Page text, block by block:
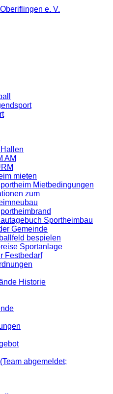
AM
mieten
Mietbedingungen
zum
Sportheimbau
Gemeinde
bespielen
Sportanlage
Festbedarf
Historie
abgemeldet;